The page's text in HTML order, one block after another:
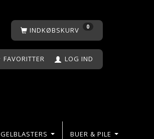
INDKØBSKURV 0
FAVORITTER LOG IND
GELBLASTERS BUER & PILE